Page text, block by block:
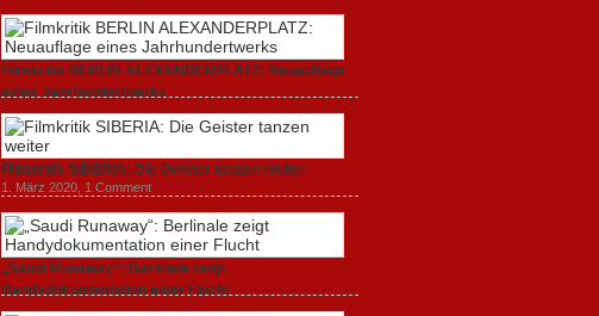
Filmkritik BERLIN ALEXANDERPLATZ: Neuauflage
eines Jahrhundertwerks
Filmkritik SIBERIA: Die Geister tanzen weiter
1. März 2020, 1 Comment
„Saudi Runaway“: Berlinale zeigt
Handydokumentation einer Flucht